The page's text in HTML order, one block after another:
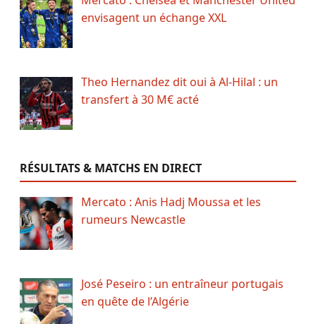
envisagent un échange XXL
Theo Hernandez dit oui à Al-Hilal : un
transfert à 30 M€ acté
RÉSULTATS & MATCHS EN DIRECT
Mercato : Anis Hadj Moussa et les
rumeurs Newcastle
José Peseiro : un entraîneur portugais
en quête de l’Algérie